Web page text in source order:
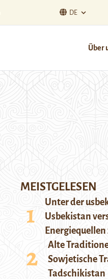
DE
Über
MEISTGELESEN
Unter der
Usbekistan
Alte
Sowjetische
Tadschikistan